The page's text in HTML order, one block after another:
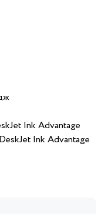
Ink Advantage
Ink Advantage